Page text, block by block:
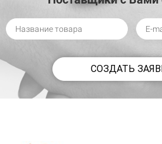
СОЗДАТЬ